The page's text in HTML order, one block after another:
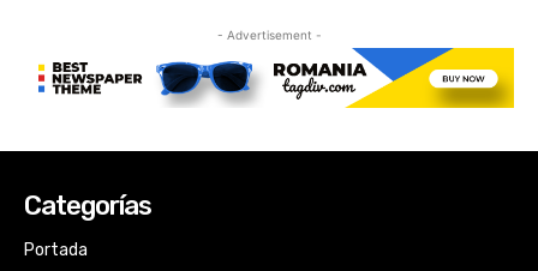
Categorías
Portada